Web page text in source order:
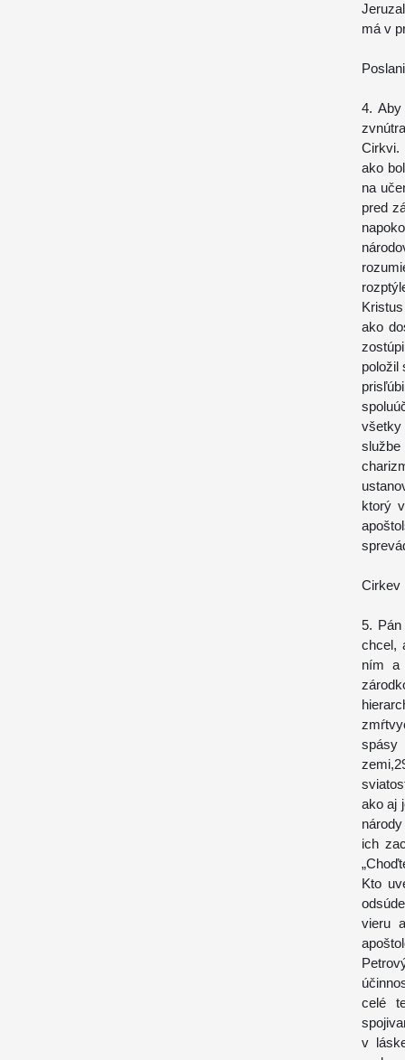
má v
4.
Cirkvi.
ako
na
pred
ako
položil
ktorý
Cirkev
5.
chcel,
ním a
spásy
ako aj
ich
Kto
vieru
celé
v